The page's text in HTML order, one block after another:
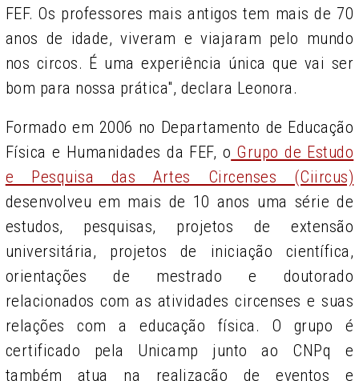
FEF. Os professores mais antigos tem mais de 70
anos de idade, viveram e viajaram pelo mundo
nos circos. É uma experiência única que vai ser
bom para nossa prática", declara Leonora.
Formado em 2006 no Departamento de Educação
Física e Humanidades da FEF, o Grupo de Estudo
e Pesquisa das Artes Circenses (Ciircus)
desenvolveu em mais de 10 anos uma série de
estudos, pesquisas, projetos de extensão
universitária, projetos de iniciação científica,
orientações de mestrado e doutorado
relacionados com as atividades circenses e suas
relações com a educação física. O grupo é
certificado pela Unicamp junto ao CNPq e
também atua na realização de eventos e